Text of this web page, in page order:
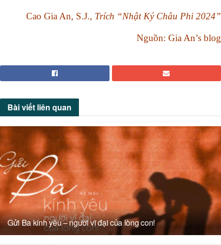
Cao Gia An, S.J., Trích “Nhật Ký Châu Phi 2024”
Nguồn: Gia An’s blog
Bài viết liên quan
Gửi Ba kính yêu – người vĩ đại của lòng con!